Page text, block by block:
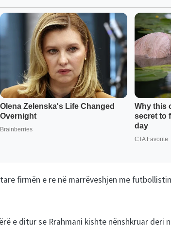
firmën e re në marrëveshjen me
e ditur se Rrahmani kishte nënshkruar deri